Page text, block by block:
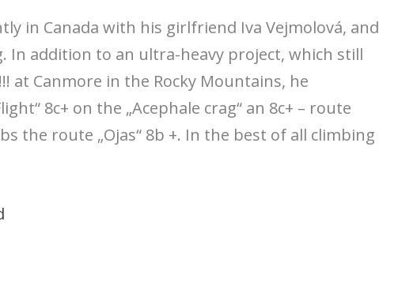
in Canada with his girlfriend Iva Vejmolová, and
In addition to an ultra-heavy project, which still
at Canmore in the Rocky Mountains, he
8c+ on the „Acephale crag“ an 8c+ – route
the route „Ojas“ 8b +. In the best of all climbing